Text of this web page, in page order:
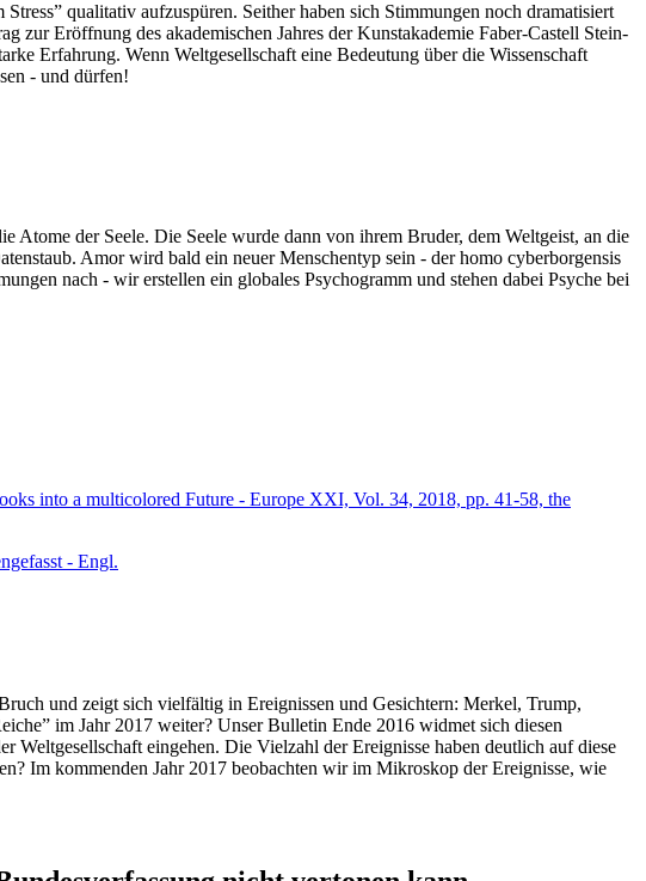
qualitativ aufzuspüren. Seither haben sich Stimmungen noch dramatisiert
zur Eröffnung des akademischen Jahres der Kunstakademie Faber-Castell Stein-
Erfahrung. Wenn Weltgesellschaft eine Bedeutung über die Wissenschaft
- und dürfen!
Atome der Seele. Die Seele wurde dann von ihrem Bruder, dem Weltgeist, an die
Amor wird bald ein neuer Menschentyp sein - der homo cyberborgensis
nach - wir erstellen ein globales Psychogramm und stehen dabei Psyche bei
into a multicolored Future - Europe XXI, Vol. 34, 2018, pp. 41-58, the
- Engl.
und zeigt sich vielfältig in Ereignissen und Gesichtern: Merkel, Trump,
im Jahr 2017 weiter? Unser Bulletin Ende 2016 widmet sich diesen
eingehen. Die Vielzahl der Ereignisse haben deutlich auf diese
Im kommenden Jahr 2017 beobachten wir im Mikroskop der Ereignisse, wie